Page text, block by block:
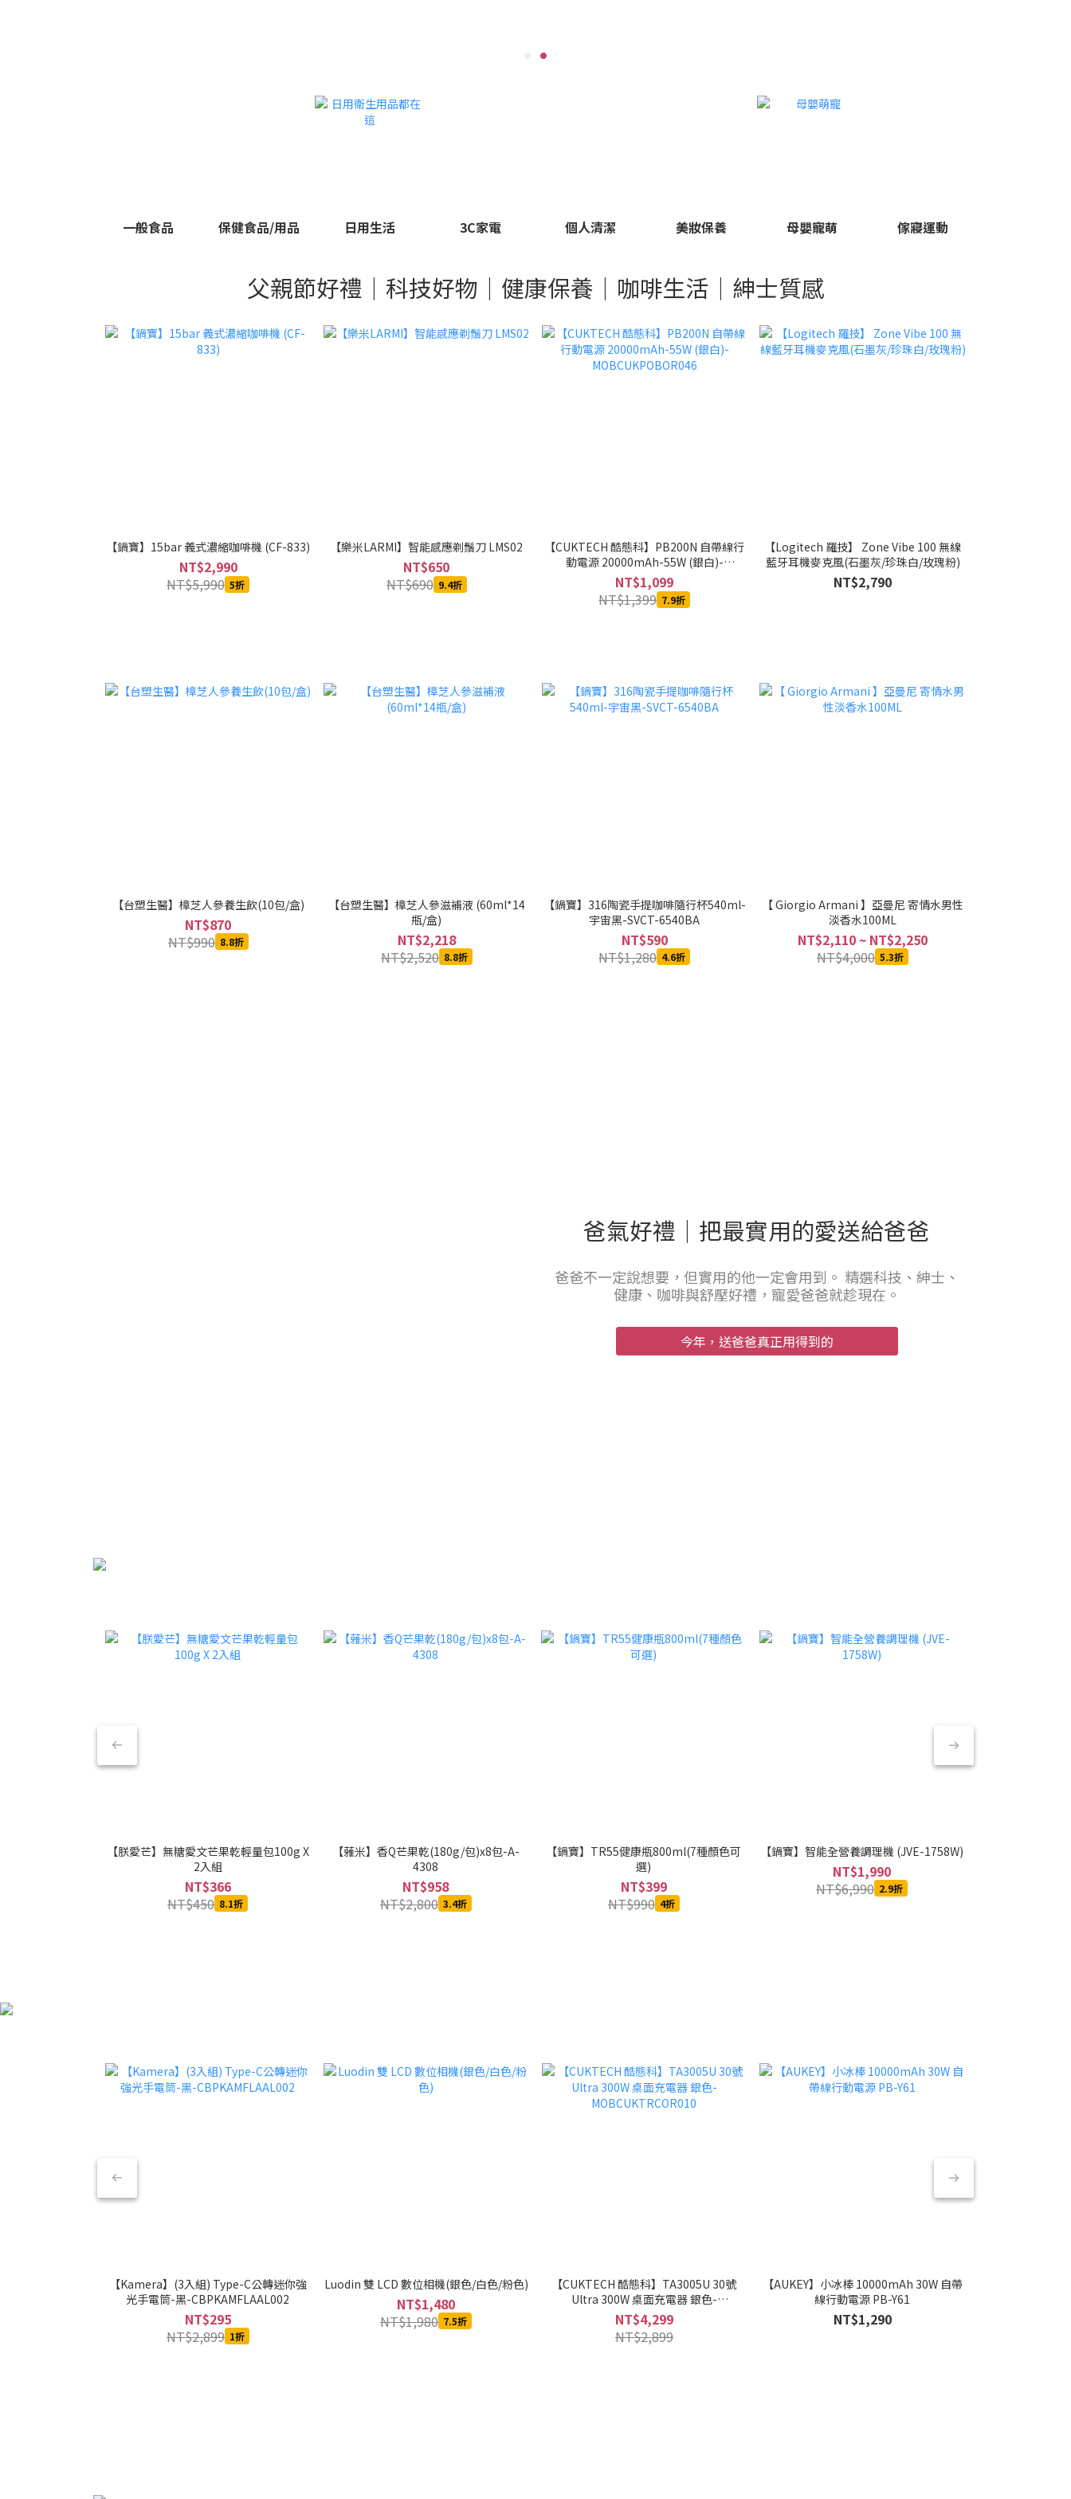
一般食品 保健食品/用品 日用生活 3C家電 個人清潔 美妝保養 母嬰寵萌 傢寢運動
父親節好禮｜科技好物｜健康保養｜咖啡生活｜紳士質感
【鍋寶】15bar 義式濃縮咖啡機 (CF-833)
NT$2,990
NT$5,990 5折
【樂米LARMI】智能感應剃鬚刀 LMS02
NT$650
NT$690 9.4折
【CUKTECH 酷態科】PB200N 自帶線行
動電源 20000mAh-55W (銀白)-
MOBCUKPOBOR046
NT$1,099
NT$1,399 7.9折
【Logitech 羅技】 Zone Vibe 100 無線
藍牙耳機麥克風(石墨灰/珍珠白/玫瑰粉)
NT$2,790
【台塑生醫】樟芝人參養生飲(10包/盒)
NT$870
NT$990 8.8折
【台塑生醫】樟芝人參滋補液 (60ml*14
瓶/盒)
NT$2,218
NT$2,520 8.8折
【鍋寶】316陶瓷手提咖啡隨行杯540ml-
宇宙黑-SVCT-6540BA
NT$590
NT$1,280 4.6折
【 Giorgio Armani 】亞曼尼 寄情水男性
淡香水100ML
NT$2,110 ~ NT$2,250
NT$4,000 5.3折
爸氣好禮｜把最實用的愛送給爸爸
爸爸不一定說想要，但實用的他一定會用到。 精選科技、紳士、
健康、咖啡與舒壓好禮，寵愛爸爸就趁現在。
今年，送爸爸真正用得到的
【朕愛芒】無糖愛文芒果乾輕量包100g X
2入組
NT$366
NT$450 8.1折
【蕥米】香Q芒果乾(180g/包)x8包-A-
4308
NT$958
NT$2,800 3.4折
【鍋寶】TR55健康瓶800ml(7種顏色可
選)
NT$399
NT$990 4折
【鍋寶】智能全營養調理機 (JVE-1758W)
NT$1,990
NT$6,990 2.9折
【Kamera】(3入組) Type-C公轉迷你強
光手電筒-黑-CBPKAMFLAAL002
NT$295
NT$2,899 1折
Luodin 雙 LCD 數位相機(銀色/白色/粉色)
NT$1,480
NT$1,980 7.5折
【CUKTECH 酷態科】TA3005U 30號
Ultra 300W 桌面充電器 銀色-
MOBCUKTRCOR010
NT$4,299
NT$2,899
【AUKEY】小冰棒 10000mAh 30W 自帶
線行動電源 PB-Y61
NT$1,290